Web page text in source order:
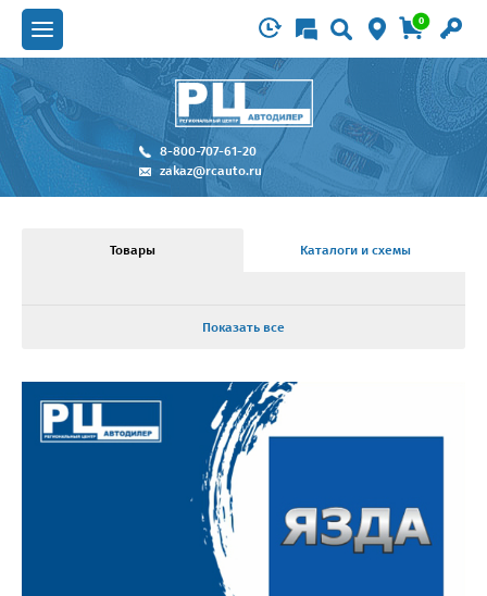
0
8-800-707-61-20
zakaz@rcauto.ru
Товары Каталоги и схемы
Показать все